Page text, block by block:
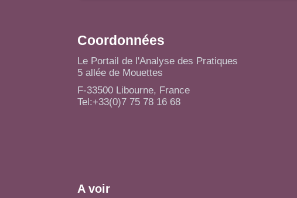
Coordonnées
Le Portail de l'Analyse des Pratiques
5 allée de Mouettes
F-33500 Libourne, France
Tel:+33(0)7 75 78 16 68
A voir